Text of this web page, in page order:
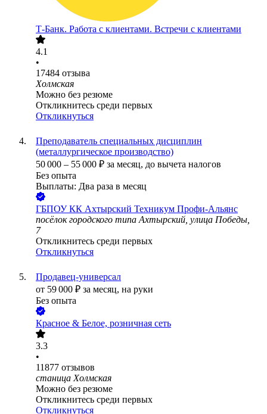
Т-Банк. Работа с клиентами. Встречи с клиентами
4.1
•
17484 отзыва
Холмская
Можно без резюме
Откликнитесь среди первых
Откликнуться
Преподаватель специальных дисциплин
(металлургическое производство)
50 000 – 55 000 ₽ за месяц, до вычета налогов
Без опыта
Выплаты: Два раза в месяц
ГБПОУ КК Ахтырский Техникум Профи-Альянс
посёлок городского типа Ахтырский, улица Победы,
7
Откликнитесь среди первых
Откликнуться
Продавец-универсал
от 59 000 ₽ за месяц, на руки
Без опыта
Красное & Белое, розничная сеть
3.3
•
11877 отзывов
станица Холмская
Можно без резюме
Откликнитесь среди первых
Откликнуться